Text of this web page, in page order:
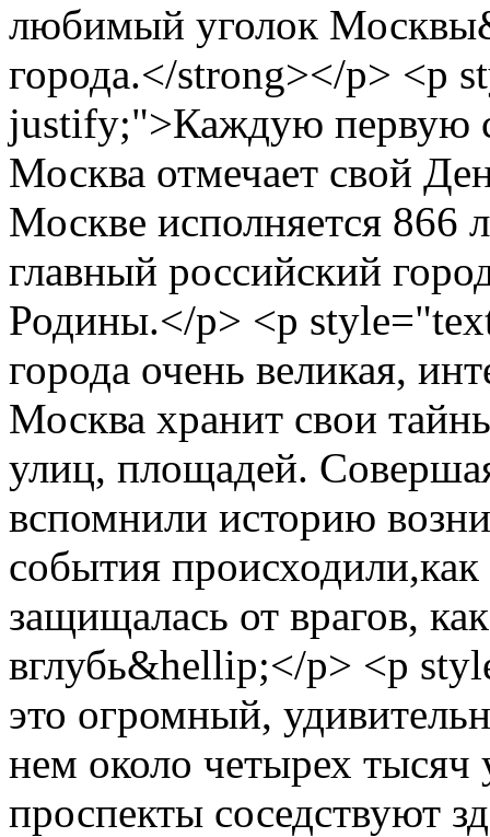
любимый уголок
города.</strong></p> <p
justify;">Каждую первую
Москва отмечает свой
Москве исполняется 866
главный российский
Родины.</p> <p
города очень великая,
Москва хранит свои
улиц, площадей.
вспомнили историю
события происходили,как
защищалась от врагов,
вглубь&hellip;</p> <p
это огромный,
нем около четырех
проспекты соседствуют